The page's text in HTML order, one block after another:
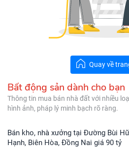
Quay về
Bất động sản dành cho bạn
Thông tin mua bán nhà đất với nhiều
hình ảnh, pháp lý minh bạch rõ ràng.
Bán kho, nhà xưởng tại Đường Bùi Hữu Nghĩa, Phường Tân
Hạnh, Biên Hòa, Đồng Nai giá 90 tỷ